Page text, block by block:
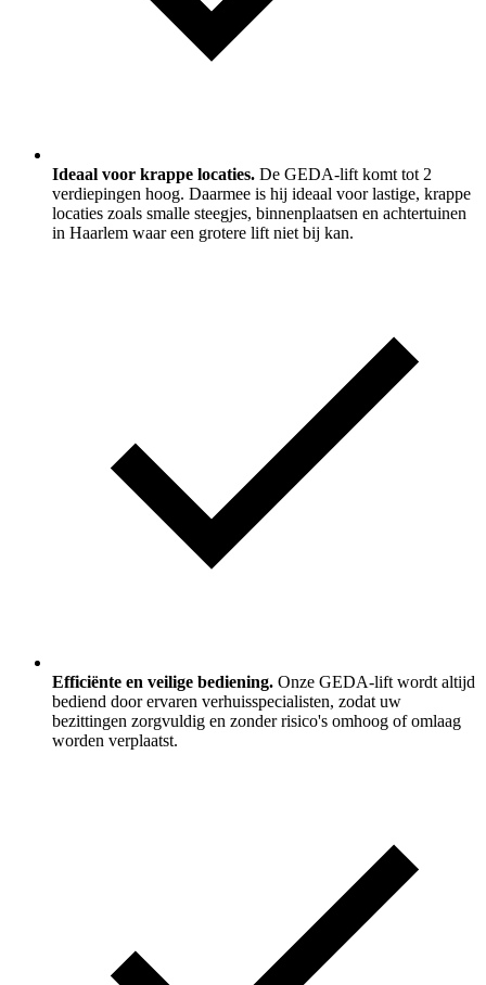
Ideaal voor krappe locaties. De GEDA-lift komt tot 2
verdiepingen hoog. Daarmee is hij ideaal voor lastige, krappe
locaties zoals smalle steegjes, binnenplaatsen en achtertuinen
in Haarlem waar een grotere lift niet bij kan.
Efficiënte en veilige bediening. Onze GEDA-lift wordt altijd
bediend door ervaren verhuisspecialisten, zodat uw
bezittingen zorgvuldig en zonder risico's omhoog of omlaag
worden verplaatst.